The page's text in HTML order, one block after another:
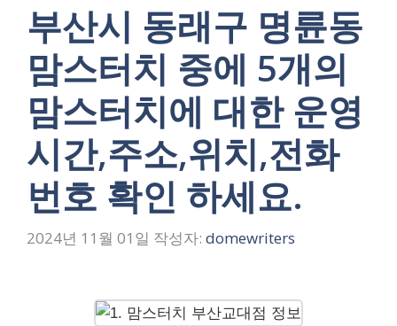
부산시 동래구 명륜동
맘스터치 중에 5개의
맘스터치에 대한 운영
시간,주소,위치,전화
번호 확인 하세요.
2024년 11월 01일 작성자: domewriters